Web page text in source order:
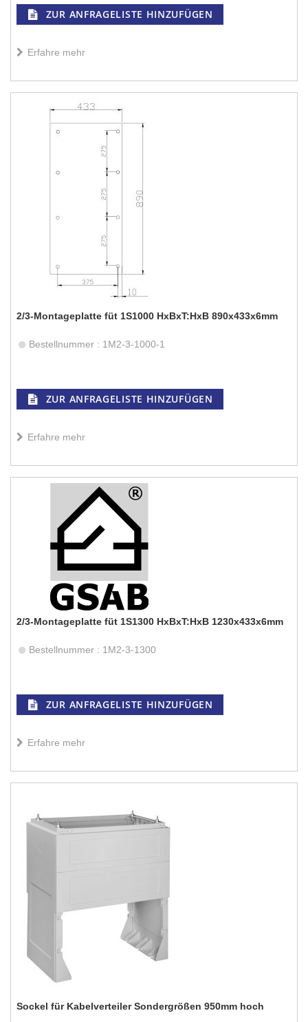
ZUR ANFRAGELISTE HINZUFÜGEN
Erfahre mehr
2/3-Montageplatte füt 1S1000 HxBxT:HxB 890x433x6mm
Bestellnummer : 1M2-3-1000-1
ZUR ANFRAGELISTE HINZUFÜGEN
Erfahre mehr
2/3-Montageplatte füt 1S1300 HxBxT:HxB 1230x433x6mm
Bestellnummer : 1M2-3-1300
ZUR ANFRAGELISTE HINZUFÜGEN
Erfahre mehr
Sockel für Kabelverteiler Sondergrößen 950mm hoch